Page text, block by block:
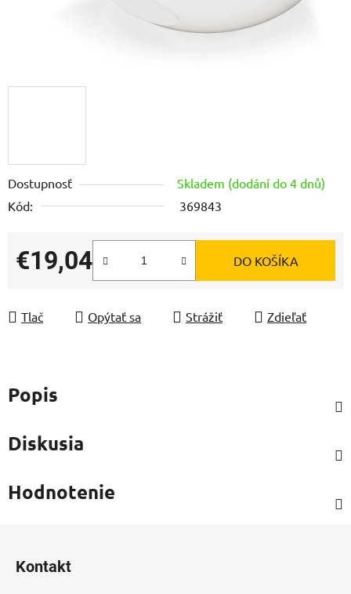
Dostupnosť
Skladem (dodání do 4 dnů)
Kód:
369843
€19,04
Jednotková cena:
DO KOŠÍKA
Tlač Opýtať sa Strážiť Zdieľať
Popis
Diskusia
Hodnotenie
Kontakt